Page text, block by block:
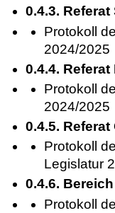
0.4.3. Referat
Protokoll
2024/2025
0.4.4.
Protokoll
2024/2025
0.4.5.
Protokoll
Legislatur
0.4.6.
Protokoll